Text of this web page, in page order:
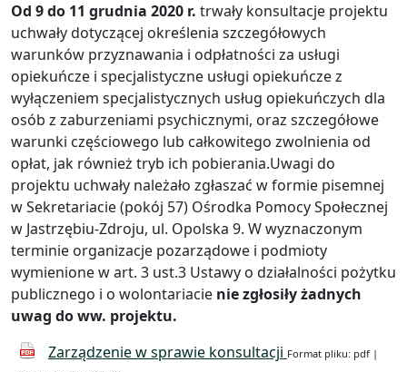
Od 9 do 11 grudnia 2020 r. trwały konsultacje projektu
uchwały dotyczącej określenia szczegółowych
warunków przyznawania i odpłatności za usługi
opiekuńcze i specjalistyczne usługi opiekuńcze z
wyłączeniem specjalistycznych usług opiekuńczych dla
osób z zaburzeniami psychicznymi, oraz szczegółowe
warunki częściowego lub całkowitego zwolnienia od
opłat, jak również tryb ich pobierania.Uwagi do
projektu uchwały należało zgłaszać w formie pisemnej
w Sekretariacie (pokój 57) Ośrodka Pomocy Społecznej
w Jastrzębiu-Zdroju, ul. Opolska 9. W wyznaczonym
terminie organizacje pozarządowe i podmioty
wymienione w art. 3 ust.3 Ustawy o działalności pożytku
publicznego i o wolontariacie nie zgłosiły żadnych
uwag do ww. projektu.
Zarządzenie w sprawie konsultacji Format pliku: pdf |